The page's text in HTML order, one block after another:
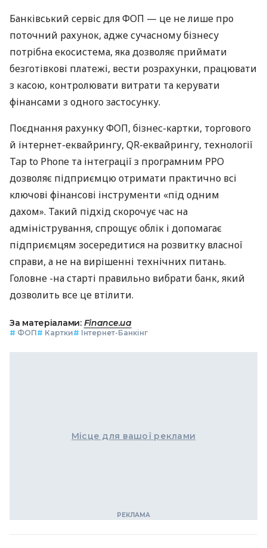
Банківський сервіс для ФОП — це не лише про
поточний рахунок, адже сучасному бізнесу
потрібна екосистема, яка дозволяє приймати
безготівкові платежі, вести розрахунки, працювати
з касою, контролювати витрати та керувати
фінансами з одного застосунку.
Поєднання рахунку ФОП, бізнес-картки, торгового
й інтернет-еквайрингу, QR-еквайрингу, технології
Tap to Phone та інтеграції з програмним РРО
дозволяє підприємцю отримати практично всі
ключові фінансові інструменти «під одним
дахом». Такий підхід скорочує час на
адміністрування, спрощує облік і допомагає
підприємцям зосередитися на розвитку власної
справи, а не на вирішенні технічних питань.
Головне -на старті правильно вибрати банк, який
дозволить все це втілити.
За матеріалами: Finance.ua
# ФОП# Картки# Інтернет-Банкінг
Місце для вашої реклами